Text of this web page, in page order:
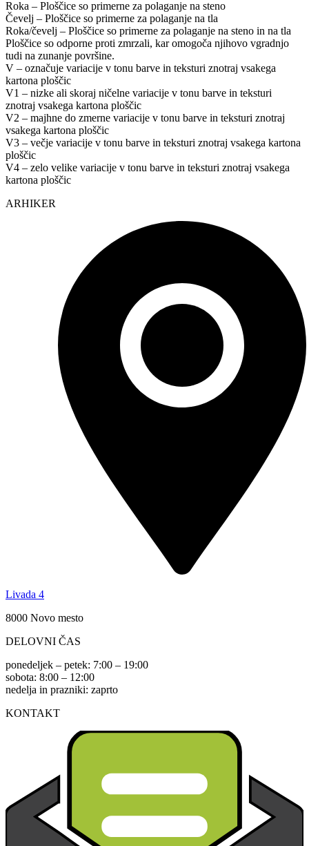
Roka – Ploščice so primerne za polaganje na steno
Čevelj – Ploščice so primerne za polaganje na tla
Roka/čevelj – Ploščice so primerne za polaganje na steno in na tla
Ploščice so odporne proti zmrzali, kar omogoča njihovo vgradnjo
tudi na zunanje površine.
V – označuje variacije v tonu barve in teksturi znotraj vsakega
kartona ploščic
V1 – nizke ali skoraj ničelne variacije v tonu barve in teksturi
znotraj vsakega kartona ploščic
V2 – majhne do zmerne variacije v tonu barve in teksturi znotraj
vsakega kartona ploščic
V3 – večje variacije v tonu barve in teksturi znotraj vsakega kartona
ploščic
V4 – zelo velike variacije v tonu barve in teksturi znotraj vsakega
kartona ploščic
ARHIKER
Livada 4
8000 Novo mesto
DELOVNI ČAS
ponedeljek – petek: 7:00 – 19:00
sobota: 8:00 – 12:00
nedelja in prazniki: zaprto
KONTAKT